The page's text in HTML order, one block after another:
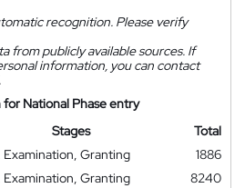
recognition. Please verify
from publicly available sources. If
information, you can contact
National Phase entry
Stages
Total
Examination, Granting
1886
Examination, Granting
8240